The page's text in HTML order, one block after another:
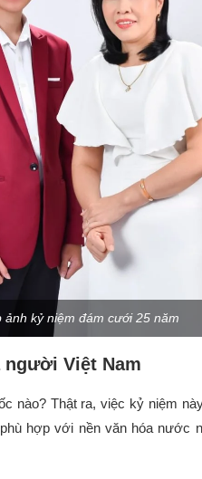
ảnh kỷ niệm đám cưới 25 năm
Việt Nam
nào? Thật ra, việc kỷ niệm
hợp với nền văn hóa nước